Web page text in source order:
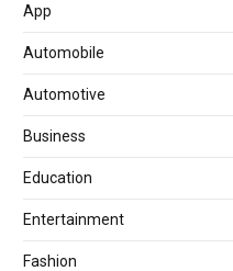
App
Automobile
Automotive
Business
Education
Entertainment
Fashion